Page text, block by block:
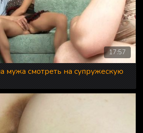
17:57
мужа смотреть на супружескую